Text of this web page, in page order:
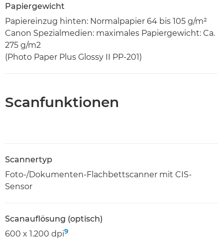
Papiergewicht
Papiereinzug hinten: Normalpapier 64 bis 105 g/m²
Canon Spezialmedien: maximales Papiergewicht: Ca.
275 g/m2
(Photo Paper Plus Glossy II PP-201)
Scanfunktionen
Scannertyp
Foto-/Dokumenten-Flachbettscanner mit CIS-
Sensor
Scanauflösung (optisch)
600 x 1.200 dpi9